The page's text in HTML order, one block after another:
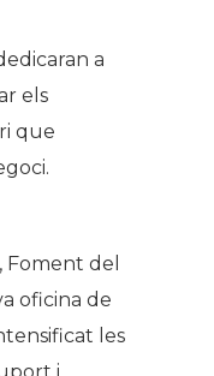
a
els
que
Foment del
oficina de
les